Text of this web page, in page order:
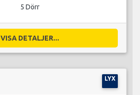
5 Dörr
VISA DETALJER...
LYX